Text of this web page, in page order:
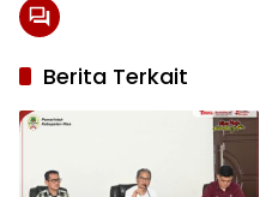
Berita Terkait